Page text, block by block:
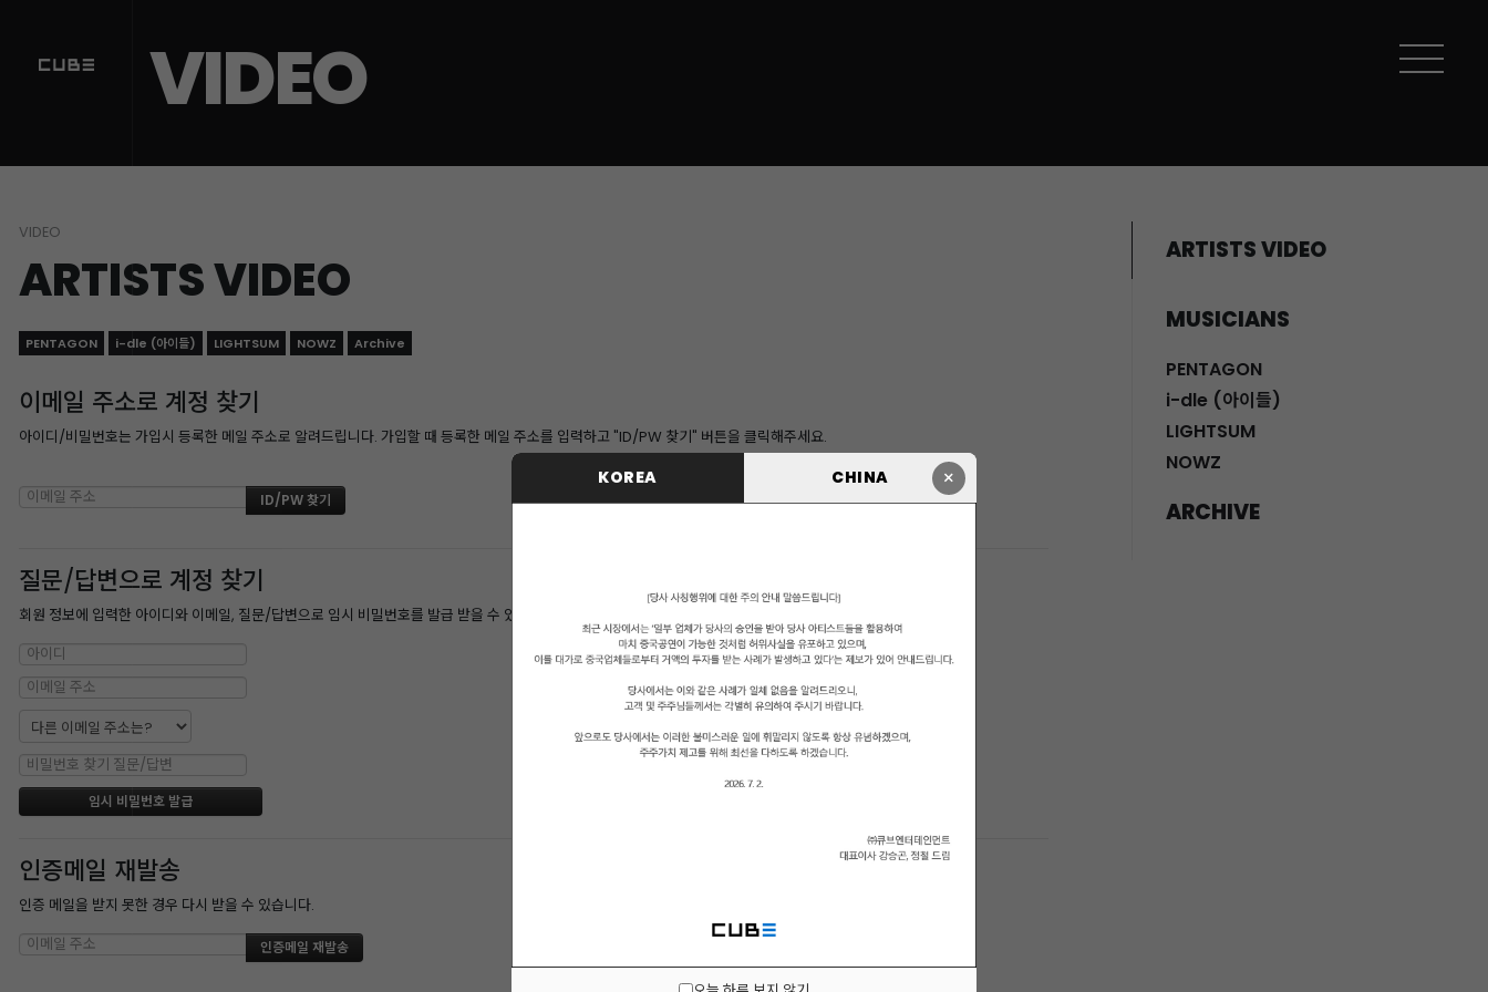
×
KOREA CHINA
VIDEO
VIDEO
ARTISTS VIDEO
PENTAGON i-dle (아이들) LIGHTSUM NOWZ Archive
이메일 주소로 계정 찾기
아이디/비밀번호는 가입시 등록한 메일 주소로 알려드립니다. 가입할 때 등록한 메일 주소를 입력하고 "ID/PW 찾기" 버튼을 클릭해주세요.
질문/답변으로 계정 찾기
회원 정보에 입력한 아이디와 이메일, 질문/답변으로 임시 비밀번호를 발급 받을 수 있습니다.
인증메일 재발송
인증 메일을 받지 못한 경우 다시 받을 수 있습니다.
ARTISTS VIDEO
MUSICIANS
PENTAGON
i-dle (아이들)
LIGHTSUM
NOWZ
ARCHIVE